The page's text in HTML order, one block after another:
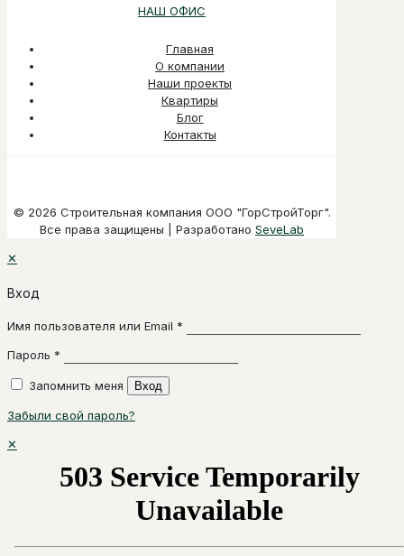
НАШ ОФИС
Главная
О компании
Наши проекты
Квартиры
Блог
Контакты
© 2026 Строительная компания ООО "ГорСтройТорг".
Все права защищены | Разработано SeveLab
✕
Вход
Имя пользователя или Email *
Пароль *
Запомнить меня Вход
Забыли свой пароль?
✕